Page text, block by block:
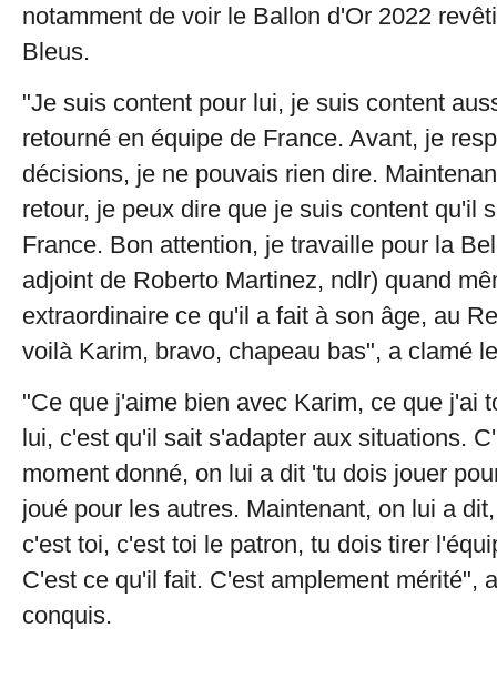
notamment de voir le Ballon d'Or 2022
Bleus.
"Je suis content pour lui, je suis content
retourné en équipe de France. Avant, je
décisions, je ne pouvais rien dire.
retour, je peux dire que je suis content qu'il
France. Bon attention, je travaille pour la
adjoint de Roberto Martinez, ndlr) quand
extraordinaire ce qu'il a fait à son âge, au
voilà Karim, bravo, chapeau bas", a clamé
"Ce que j'aime bien avec Karim, ce que j'ai
lui, c'est qu'il sait s'adapter aux situations.
moment donné, on lui a dit 'tu dois jouer
joué pour les autres. Maintenant, on lui a
c'est toi, c'est toi le patron, tu dois tirer
C'est ce qu'il fait. C'est amplement mérité",
conquis.